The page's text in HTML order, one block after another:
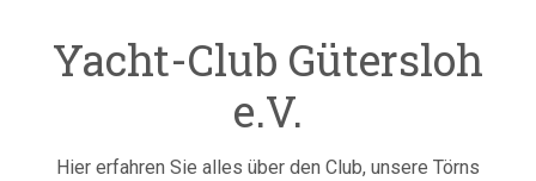
Yacht-Club Gütersloh
e.V.
Hier erfahren Sie alles über den Club, unsere Törns